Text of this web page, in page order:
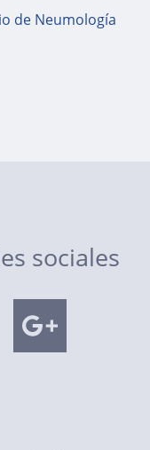
de Neumología
sociales